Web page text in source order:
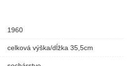
1960
celková výška/dĺžka 35,5cm